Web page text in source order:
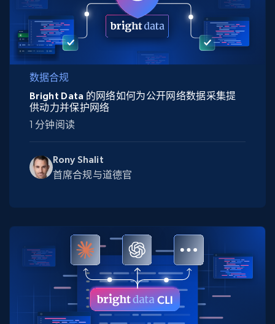
数据合规
Rony Shalit
首席合规与道德官
Bright Data 的网络如何为公开网络数据采集提
供动力并保护网络
1 分钟阅读